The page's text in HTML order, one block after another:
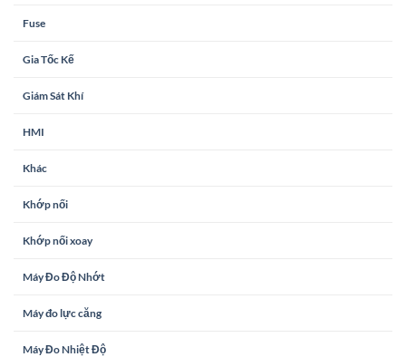
Fuse
Gia Tốc Kế
Giám Sát Khí
HMI
Khác
Khớp nối
Khớp nối xoay
Máy Đo Độ Nhớt
Máy đo lực căng
Máy Đo Nhiệt Độ